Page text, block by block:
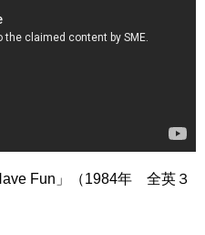
Fun」（1984年 全英３